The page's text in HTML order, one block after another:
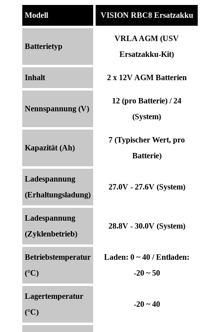
Modell VISION RBC8 Ersatzakku
Batterietyp
VRLA AGM (USV
Ersatzakku-Kit)
Inhalt 2 x 12V AGM Batterien
Nennspannung (V)
12 (pro Batterie) / 24
(System)
Kapazität (Ah)
7 (Typischer Wert, pro
Batterie)
Ladespannung
(Erhaltungsladung)
27.0V - 27.6V (System)
Ladespannung
(Zyklenbetrieb)
28.8V - 30.0V (System)
Betriebstemperatur
(°C)
Laden: 0 ~ 40 / Entladen:
-20 ~ 50
Lagertemperatur
(°C)
-20 ~ 40